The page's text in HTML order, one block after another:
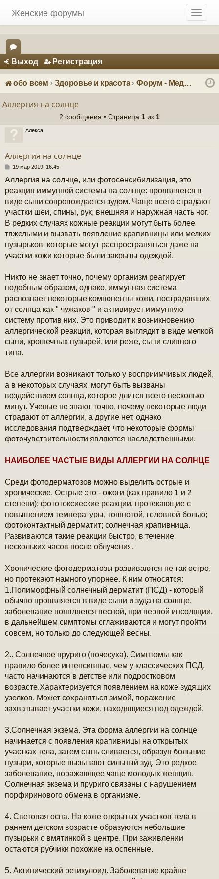
T
o
l
n
v
Женские форумы
Регистрация
ор
ум
Выход Регистрация
обо всем Здоровье и красота Форум - Медицина и здоровье женщины
Аллергия на солнце
2 сообщения • Страница 1 из 1
Алекса
Аллергия на солнце
С
о
б
е
н
е
19 мар 2019, 16:45
Аллергия на солнце, или фотосенсибилизация, это
реакция иммунной системы на солнце: проявляется в
виде сыпи сопровождается зудом. Чаще всего страдают
участки шеи, спины, рук, внешняя и наружная часть ног.
В редких случаях кожные реакции могут быть более
тяжелыми и вызвать появление крапивницы или мелких
пузырьков, которые могут распространяться даже на
участки кожи которые были закрыты одеждой.
Никто не знает точно, почему организм реагирует
подобным образом, однако, иммунная система
распознает некоторые компоненты кожи, пострадавших
от солнца как " чужаков " и активирует иммунную
систему против них. Это приводит к возникновению
аллергической реакции, которая выглядит в виде мелкой
сыпи, крошечных пузырей, или реже, сыпи сливного
типа.
Все аллергии возникают только у восприимчивых людей,
а в некоторых случаях, могут быть вызваны
воздействием солнца, которое длится всего несколько
минут. Ученые не знают точно, почему некоторые люди
страдают от аллергии, а другие нет, однако
исследования подтверждает, что некоторые формы
фоточувствительности являются наследственными.
НАИБОЛЕЕ ЧАСТЫЕ ВИДЫ АЛЛЕРГИИ НА СОЛНЦЕ
Среди фотодерматозов можно выделить острые и
хронические. Острые это - ожоги (как правило 1 и 2
степени); фототоксиеские реакции, протекающие с
повышением температуры, тошнотой, головной болью;
фотоконтактный дерматит; солнечная крапивница.
Развиваются такие реакции быстро, в течение
нескольких часов после облучения.
Хронические фотодерматозы развиваются не так остро,
но протекают намного упорнее. К ним относятся:
1.Полиморфный солнечный дерматит (ПСД) - который
обычно проявляется в виде сыпи и зуда на солнце,
заболевание появляется весной, при первой инсоляции,
в дальнейшем симптомы сглаживаются и могут пройти
совсем, но только до следующей весны.
2.. Солнечное пруриго (почесуха). Симптомы как
правило более интенсивные, чем у классических ПСД,
часто начинаются в детстве или подростковом
возрасте.Характеризуется появлением на коже зудящих
узелков. Может сохраняться зимой, поражение
захватывает участки кожи, находящиеся под одеждой.
3.Солнечная экзема. Эта форма аллергии на солнце
начинается с появления крапивницы на открытых
участках тела, затем сыпь сливается, образуя большие
пузыри, которые вызывают сильный зуд. Это редкое
заболевание, поражающее чаще молодых женщин.
Солнечная экзема и пруриго связаны с нарушением
порфиринового обмена в организме.
4. Световая оспа. На коже открытых участков тела в
раннем детском возрасте образуются небольшие
пузырьки с вмятинкой в центре. При заживлении
остаются рубчики похожие на оспенные.
5. Актинический ретикулоид. Заболевание крайне